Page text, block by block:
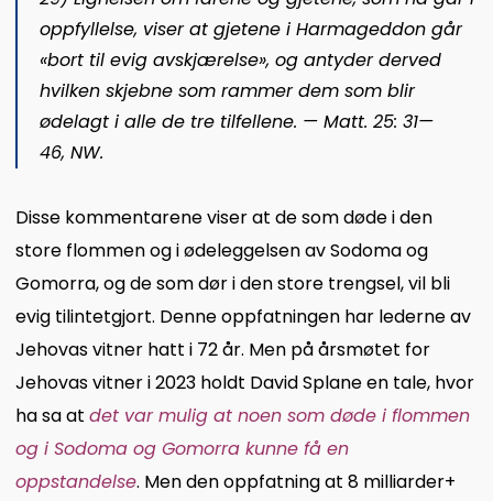
oppfyllelse, viser at gjetene i Harmageddon går
«bort til evig avskjærelse», og antyder derved
hvilken skjebne som rammer dem som blir
ødelagt i alle de tre tilfellene. — Matt. 25: 31—
46, NW.
Disse kommentarene viser at de som døde i den
store flommen og i ødeleggelsen av Sodoma og
Gomorra, og de som dør i den store trengsel, vil bli
evig tilintetgjort. Denne oppfatningen har lederne av
Jehovas vitner hatt i 72 år. Men på årsmøtet for
Jehovas vitner i 2023 holdt David Splane en tale, hvor
ha sa at det var mulig at noen som døde i flommen
og i Sodoma og Gomorra kunne få en
oppstandelse. Men den oppfatning at 8 milliarder+